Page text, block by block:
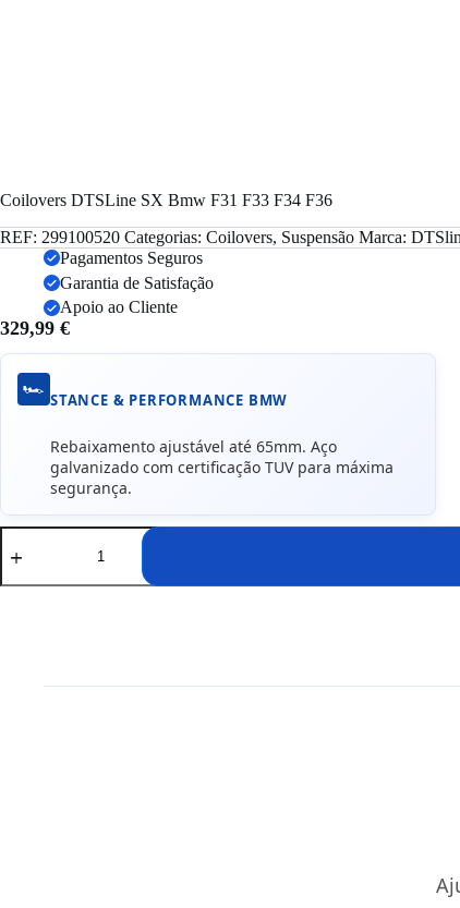
Coilovers DTSLine SX Bmw F31 F33 F34 F36
REF: 299100520 Categorias: Coilovers, Suspensão Marca:
Pagamentos Seguros
Garantia de Satisfação
Apoio ao Cliente
329,99 €
🏎️
STANCE & PERFORMANCE BMW
Rebaixamento ajustável até 65mm. Aço
galvanizado com certificação TUV para máxima
segurança.
Quantidade
de
DTSLine